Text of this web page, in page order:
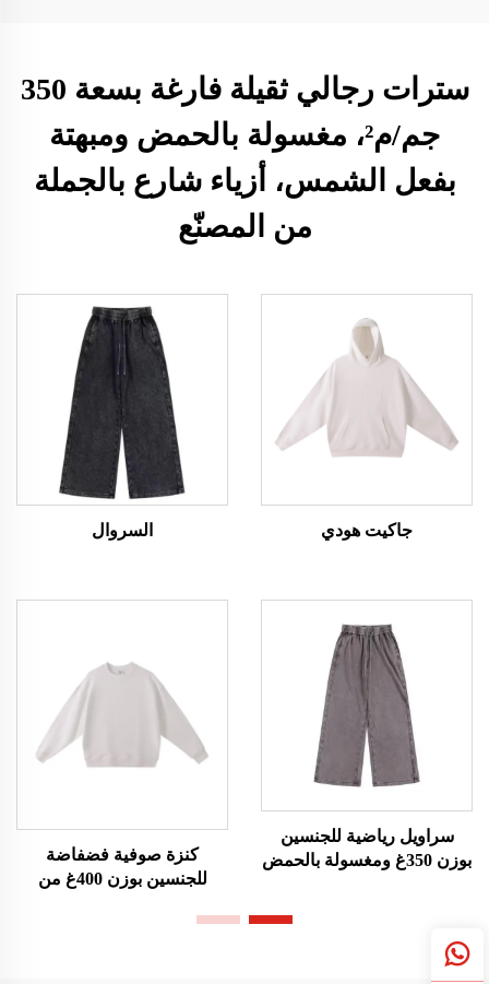
سترات رجالي ثقيلة فارغة بسعة 350
جم/م²، مغسولة بالحمض ومبهتة
بفعل الشمس، أزياء شارع بالجملة
من المصنّع
جاكيت هودي السروال
سراويل رياضية للجنسين
بوزن 350غ ومغسولة بالحمض
كنزة صوفية فضفاضة
للجنسين بوزن 400غ من